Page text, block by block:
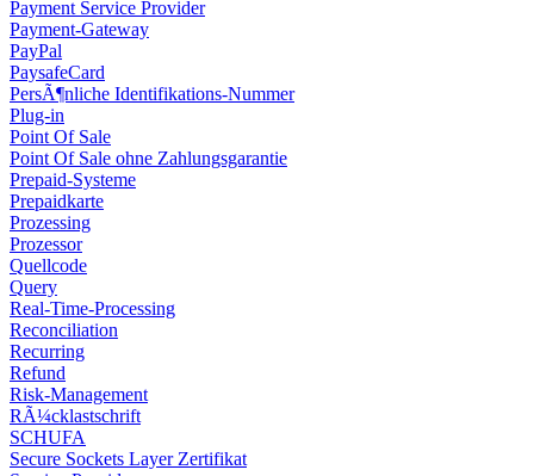
Payment Service Provider
Payment-Gateway
PayPal
PaysafeCard
PersÃ¶nliche Identifikations-Nummer
Plug-in
Point Of Sale
Point Of Sale ohne Zahlungsgarantie
Prepaid-Systeme
Prepaidkarte
Prozessing
Prozessor
Quellcode
Query
Real-Time-Processing
Reconciliation
Recurring
Refund
Risk-Management
RÃ¼cklastschrift
SCHUFA
Secure Sockets Layer Zertifikat